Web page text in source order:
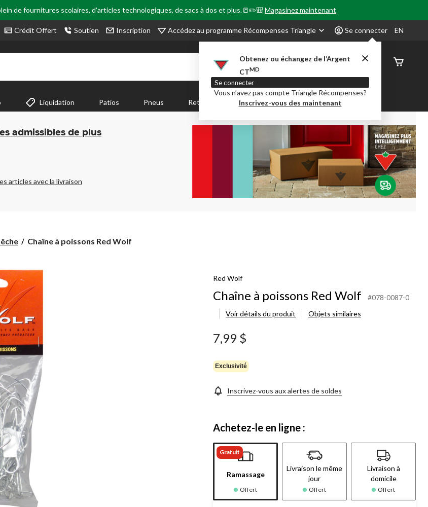
de fournitures scolaires, d'articles technologiques, de sacs à dos et plus.📒✏️🎒Magasinez maintenant
Crédit Offert Soutien Inscription Accédez au programme Récompenses Triangle Se connecter
Obtenez ou échangez de l’Argent
CTMD
Se connecter
Vous n’avez pas compte Triangle Récompenses?
Inscrivez-vous des maintenant
EN
État de
Liquidation Patios Pneus Retour en Classe Party City Centre-auto
admissibles de plus
articles avec la livraison
Chaîne
Red
Wolf
Chaîne à poissons Red Wolf
Red Wolf
Chaîne à poissons Red Wolf
#078-0087-0
Voir détails du produit
Objets similaires
7,99 $
Exclusivité
Inscrivez-vous aux alertes de soldes
Achetez-le en ligne :
Gratuit
Ramassage
Offert
Livraison le même
jour
Offert
Livraison à
domicile
Offert